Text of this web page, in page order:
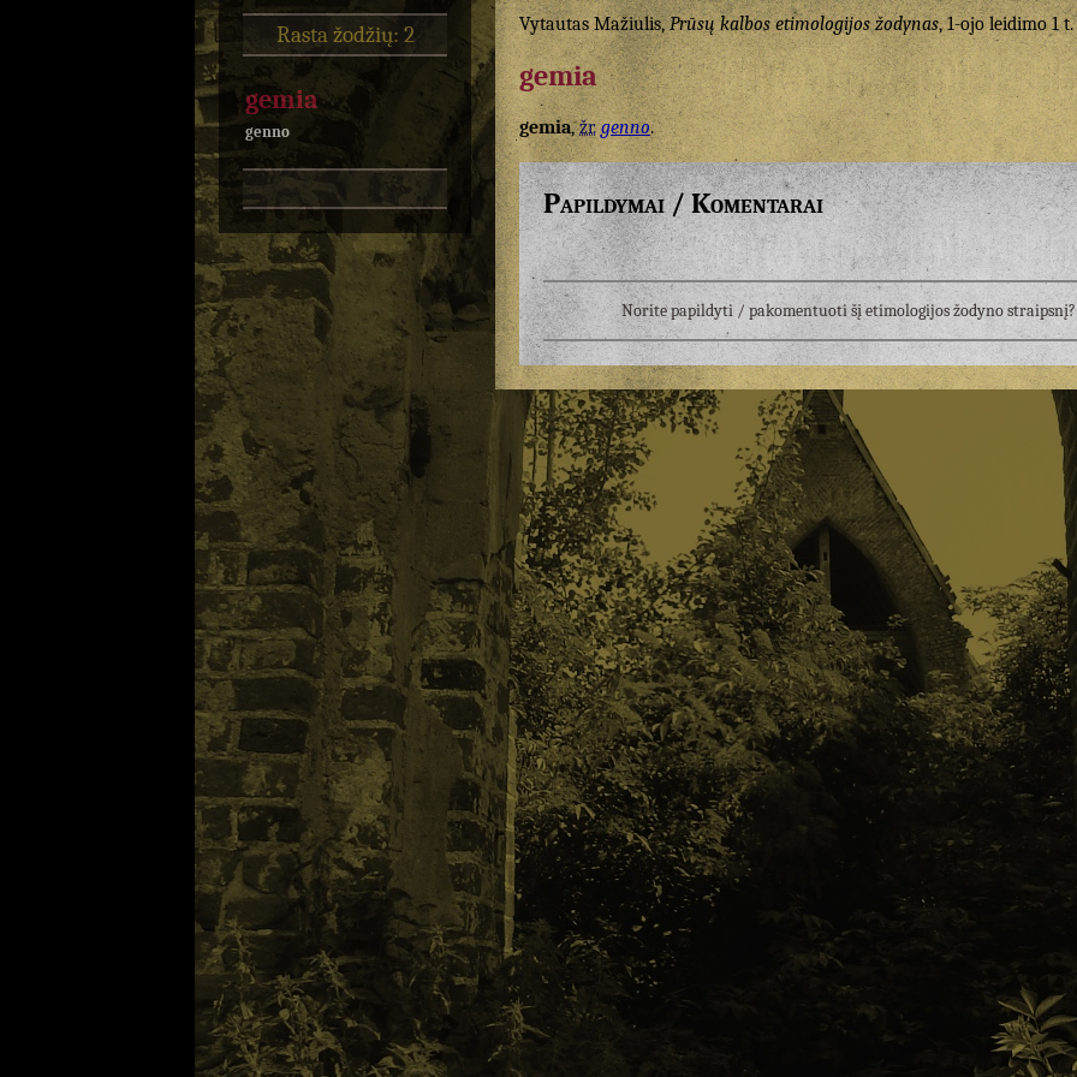
Rasta žodžių: 2
gemia
genno
Vytautas Mažiulis,Prūsų kalbos etimologijos žodynas, 1-ojo leidimo 1 t.
gemia
gemia,žr. genno.
Papildymai / Komentarai
Norite papildyti / pakomentuoti šį etimologijos žodyno